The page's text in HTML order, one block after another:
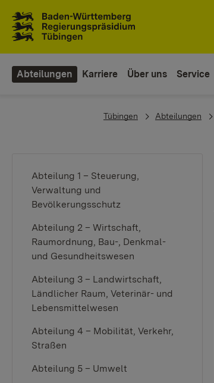
Abteilungen Karriere Über uns Service
You are here:
Tübingen Abteilungen
Abteilung 1 – Steuerung,
Verwaltung und
Bevölkerungsschutz
Abteilung 2 – Wirtschaft,
Raumordnung, Bau-, Denkmal-
und Gesundheitswesen
Abteilung 3 – Landwirtschaft,
Ländlicher Raum, Veterinär- und
Lebensmittelwesen
Abteilung 4 – Mobilität, Verkehr,
Straßen
Abteilung 5 – Umwelt